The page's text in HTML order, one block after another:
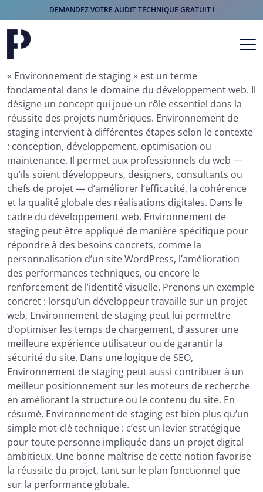
DEMANDEZ VOTRE AUDIT TECHNIQUE GRATUIT !
Aller au contenu
Navigation principale
« Environnement de staging » est un terme
fondamental dans le domaine du développement web. Il
désigne un concept qui joue un rôle essentiel dans la
réussite des projets numériques. Environnement de
staging intervient à différentes étapes selon le contexte
: conception, développement, optimisation ou
maintenance. Il permet aux professionnels du web —
qu’ils soient développeurs, designers, consultants ou
chefs de projet — d’améliorer l’efficacité, la cohérence
et la qualité globale des réalisations digitales. Dans le
cadre du développement web, Environnement de
staging peut être appliqué de manière spécifique pour
répondre à des besoins concrets, comme la
personnalisation d’un site WordPress, l’amélioration
des performances techniques, ou encore le
renforcement de l’identité visuelle. Prenons un exemple
concret : lorsqu’un développeur travaille sur un projet
web, Environnement de staging peut lui permettre
d’optimiser les temps de chargement, d’assurer une
meilleure expérience utilisateur ou de garantir la
sécurité du site. Dans une logique de SEO,
Environnement de staging peut aussi contribuer à un
meilleur positionnement sur les moteurs de recherche
en améliorant la structure ou le contenu du site. En
résumé, Environnement de staging est bien plus qu’un
simple mot-clé technique : c’est un levier stratégique
pour toute personne impliquée dans un projet digital
ambitieux. Une bonne maîtrise de cette notion favorise
la réussite du projet, tant sur le plan fonctionnel que
sur la performance globale.